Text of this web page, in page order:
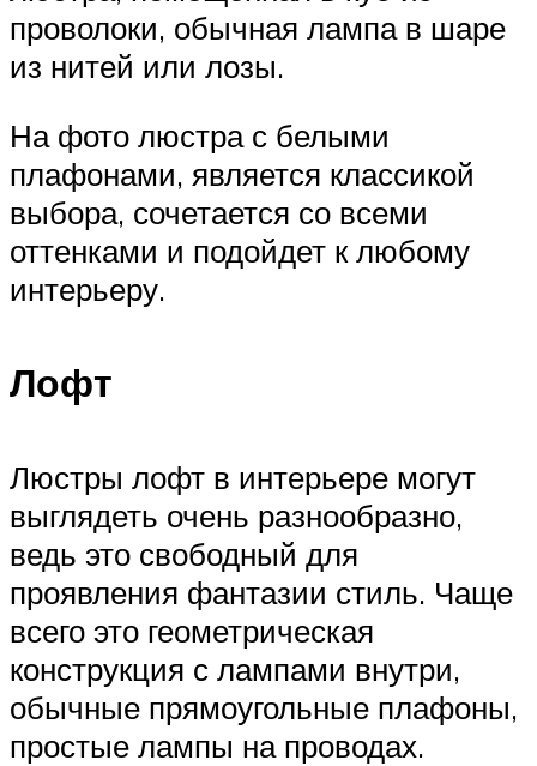
проволоки, обычная лампа в шаре
из нитей или лозы.
На фото люстра с белыми
плафонами, является классикой
выбора, сочетается со всеми
оттенками и подойдет к любому
интерьеру.
Лофт
Люстры лофт в интерьере могут
выглядеть очень разнообразно,
ведь это свободный для
проявления фантазии стиль. Чаще
всего это геометрическая
конструкция с лампами внутри,
обычные прямоугольные плафоны,
простые лампы на проводах.